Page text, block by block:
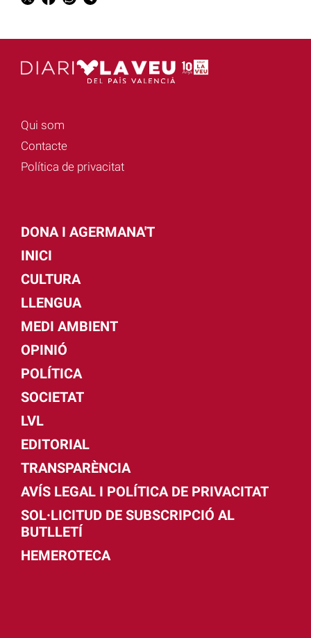
Qui som
Contacte
Política de privacitat
DONA I AGERMANA'T
INICI
CULTURA
LLENGUA
MEDI AMBIENT
OPINIÓ
POLÍTICA
SOCIETAT
LVL
EDITORIAL
TRANSPARÈNCIA
AVÍS LEGAL I POLÍTICA DE PRIVACITAT
SOL·LICITUD DE SUBSCRIPCIÓ AL
BUTLLETÍ
HEMEROTECA